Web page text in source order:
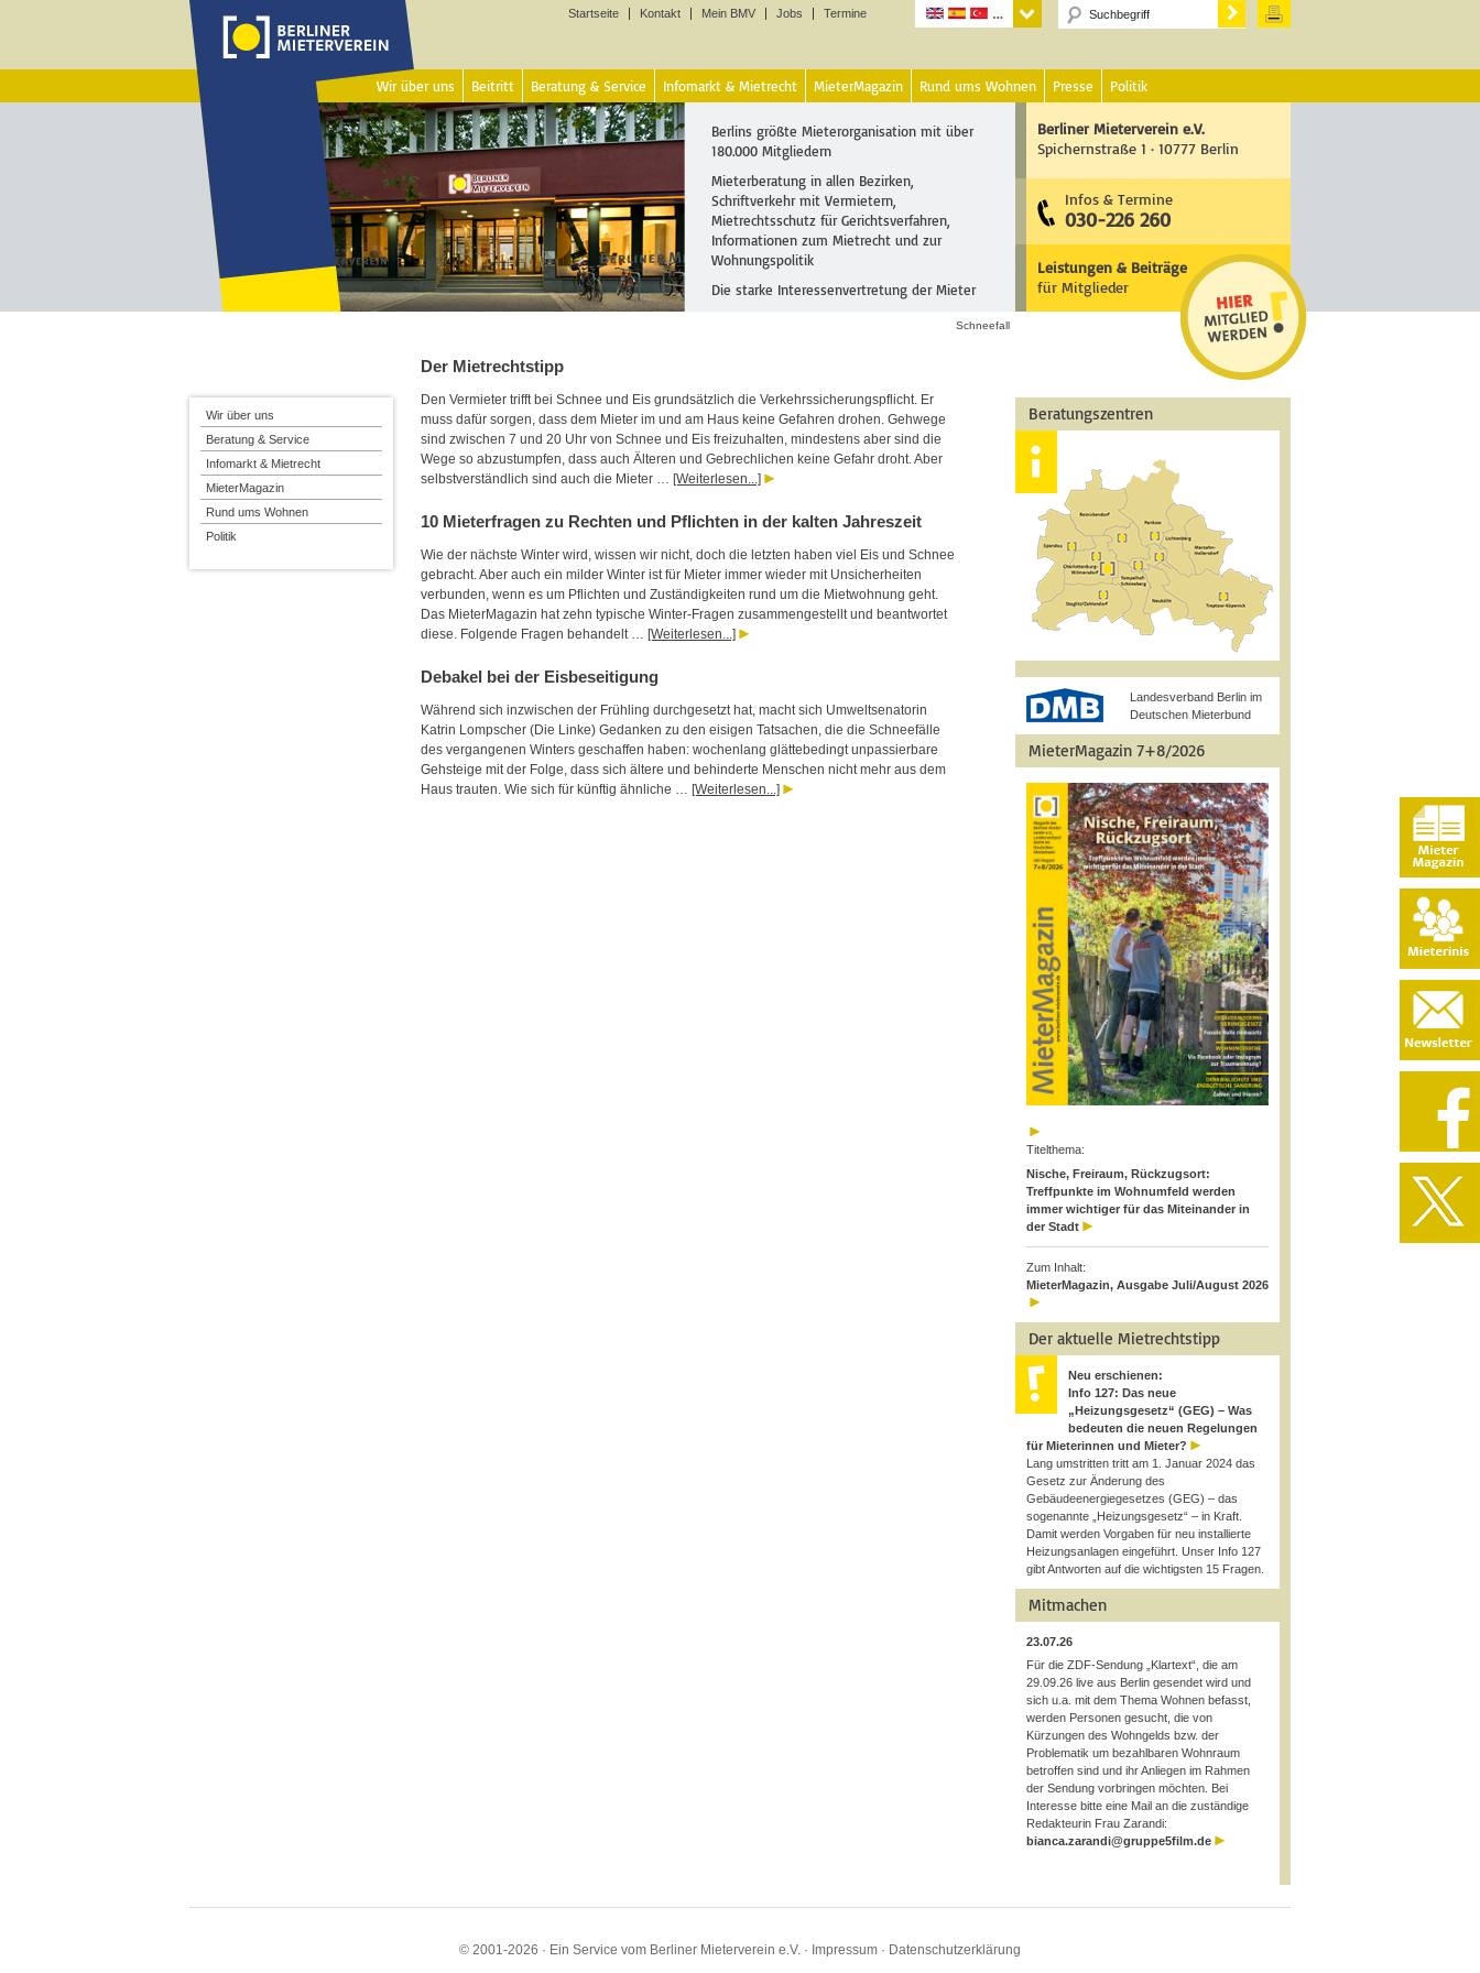
Startseite Kontakt Mein BMV Jobs Termine
Wir über uns Beitritt Beratung & Service Infomarkt & Mietrecht MieterMagazin Rund ums Wohnen Presse Politik
Berlins größte Mieterorganisation mit über
180.000 Mitgliedern
Mieterberatung in allen Bezirken,
Schriftverkehr mit Vermietern,
Mietrechtsschutz für Gerichtsverfahren,
Informationen zum Mietrecht und zur
Wohnungspolitik
Die starke Interessenvertretung der Mieter
Berliner Mieterverein e.V.
Spichernstraße 1 · 10777 Berlin
Infos & Termine
030-226 260
Leistungen & Beiträge
für Mitglieder
Schneefall
Der Mietrechtstipp
Den Vermieter trifft bei Schnee und Eis grundsätzlich die Verkehrssicherungspflicht. Er
muss dafür sorgen, dass dem Mieter im und am Haus keine Gefahren drohen. Gehwege
sind zwischen 7 und 20 Uhr von Schnee und Eis freizuhalten, mindestens aber sind die
Wege so abzustumpfen, dass auch Älteren und Gebrechlichen keine Gefahr droht. Aber
selbstverständlich sind auch die Mieter … [Weiterlesen...]
10 Mieterfragen zu Rechten und Pflichten in der kalten Jahreszeit
Wie der nächste Winter wird, wissen wir nicht, doch die letzten haben viel Eis und Schnee
gebracht. Aber auch ein milder Winter ist für Mieter immer wieder mit Unsicherheiten
verbunden, wenn es um Pflichten und Zuständigkeiten rund um die Mietwohnung geht.
Das MieterMagazin hat zehn typische Winter-Fragen zusammengestellt und beantwortet
diese. Folgende Fragen behandelt … [Weiterlesen...]
Debakel bei der Eisbeseitigung
Während sich inzwischen der Frühling durchgesetzt hat, macht sich Umweltsenatorin
Katrin Lompscher (Die Linke) Gedanken zu den eisigen Tatsachen, die die Schneefälle
des vergangenen Winters geschaffen haben: wochenlang glättebedingt unpassierbare
Gehsteige mit der Folge, dass sich ältere und behinderte Menschen nicht mehr aus dem
Haus trauten. Wie sich für künftig ähnliche … [Weiterlesen...]
Beratungszentren
Landesverband Berlin im
Deutschen Mieterbund
MieterMagazin 7+8/2026
Titelthema:
Nische, Freiraum, Rückzugsort:
Treffpunkte im Wohnumfeld werden
immer wichtiger für das Miteinander in
der Stadt
Zum Inhalt:
MieterMagazin, Ausgabe Juli/August 2026
Der aktuelle Mietrechtstipp
Neu erschienen:
Info 127: Das neue
„Heizungsgesetz“ (GEG) – Was
bedeuten die neuen Regelungen
für Mieterinnen und Mieter?
Lang umstritten tritt am 1. Januar 2024 das
Gesetz zur Änderung des
Gebäudeenergiegesetzes (GEG) – das
sogenannte „Heizungsgesetz“ – in Kraft.
Damit werden Vorgaben für neu installierte
Heizungsanlagen eingeführt. Unser Info 127
gibt Antworten auf die wichtigsten 15 Fragen.
Mitmachen
23.07.26
Für die ZDF-Sendung „Klartext“, die am
29.09.26 live aus Berlin gesendet wird und
sich u.a. mit dem Thema Wohnen befasst,
werden Personen gesucht, die von
Kürzungen des Wohngelds bzw. der
Problematik um bezahlbaren Wohnraum
betroffen sind und ihr Anliegen im Rahmen
der Sendung vorbringen möchten. Bei
Interesse bitte eine Mail an die zuständige
Redakteurin Frau Zarandi:
bianca.zarandi@gruppe5film.de
Wir über uns
Beratung & Service
Infomarkt & Mietrecht
MieterMagazin
Rund ums Wohnen
Politik
© 2001-2026 · Ein Service vom Berliner Mieterverein e.V. · Impressum · Datenschutzerklärung